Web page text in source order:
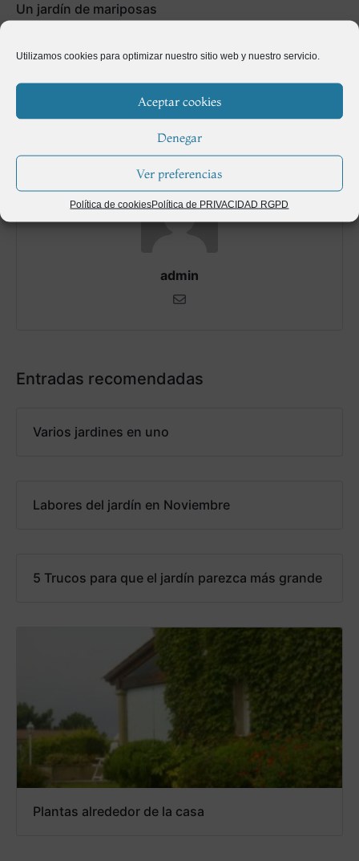
Utilizamos cookies para optimizar nuestro sitio web y nuestro servicio.
Aceptar cookies
Denegar
Ver preferencias
Política de cookiesPolítica de PRIVACIDAD RGPD
Un jardín de mariposas
admin
Entradas recomendadas
Varios jardines en uno
Labores del jardín en Noviembre
5 Trucos para que el jardín parezca más grande
Plantas alrededor de la casa